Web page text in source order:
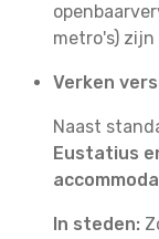
metro's)
Verken
Naast
Eustatius
In steden: